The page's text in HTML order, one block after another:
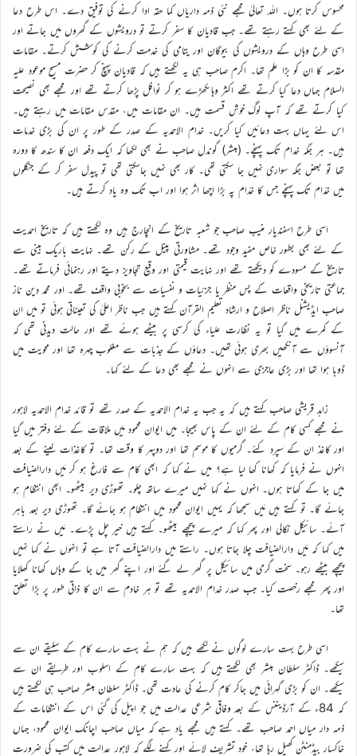
محسوس کرتا ہوں۔ اللہ تعالیٰ مجھے نئی ذمہ داریاں کما حقہ ادا کرنے کی توفیق دے۔ اس طرح دعا
کے لئے بھی کہتے رہتے تھے۔ جب قادیان کا سفر کرتے تو درویشوں کے گھروں میں جاتے اور
اسی طرح وہاں کے درویشوں کی بیوگان اور یتامی کی خدمت کرنے کی کوشش کرتے۔ مقامات
مقدّسہ کا ان کو بڑا علم تھا۔ اکرم صاحب ہی یہ لکھتے ہیں کہ قادیان پہنچ کر حضرت مسیح موعود علیہ
السلام جہاں دعا کیا کرتے تھے اکثر وہاںکھڑے ہو کر نوافل پڑھا کرتے تھے اور مجھے بھی نصیحت
کیا کرتے تھے کہ آپ لوگ خوش قسمت ہیں۔ ان مقامات میں، مقدس مقامات میں رہتے ہیں۔
اس لئے یہاں بہت دعائیں کیا کریں۔ خدام الاحمدیہ کے صدر کے طور پر ان کی بڑی خدمات
ہیں۔ ہر جگہ خدام تک پہنچے۔ (مبشر) گوندل صاحب نے بھی لکھا کہ ایک دفعہ ان کا سندھ کا دورہ
تھا تو بعض جگہ سواری نہیں جا سکتی تھی۔ کار بھی نہیں جاسکتی تھی تو پیدل سفر کر کے جنگلوں
میں خدّام تک پہنچے جس کا خدّام پہ بڑا اچھا اثر ہوا اور اب تک وہ یاد کرتے ہیں۔
اسی طرح اسفندیار منیب صاحب جو شعبہ تاریخ کے انچارج ہیں وہ لکھتے ہیں کہ تاریخ احمدیت
کے لئے بھی بطور خاص مفید وجود تھے۔ مشاورتی پینل کے رکن تھے۔ نہایت باریک بینی سے
تاریخ کے مسودے کو دیکھتے تھے اور نہایت قیمتی اور وقیع تجاویز دیتے اور رہنمائی فرماتے تھے۔
جماعتی تاریخی واقعات کے پس منظر یا جزئیات و نفسیات سے بخوبی واقف تھے۔ اور محمد دین ناز
صاحب ایڈیشنل ناظر اصلاح و ارشاد تعلیم القرآن کہتے ہیں جب ناظر اعلیٰ کی تعیناتی ہوئی تو میں ان
کے کمرے میں گیا تو یہ نظارت علیاء کی کرسی پر بیٹھے ہوئے تھے اور حالت دیدنی تھی کہ
آنسوؤں سے آنکھیں بھری ہوئی تھیں۔ دعاؤں کے جذبات سے مغلوب چہرہ تھا اور محویت میں
ڈوبا ہوا تھا اور بڑی عاجزی سے انہوں نے مجھے بھی دعا کے لئے کہا۔
زاہد قریشی صاحب کہتے ہیں کہ یہ جب یہ خدام الاحمدیہ کے صدر تھے تو قائد خدام الاحمدیہ لاہور
نے مجھے کسی کام کے لئے ان کے پاس بھیجا۔ میں ایوان محمود میں ملاقات کے لئے دفتر میں گیا
اور کاغذ ان کے سپرد کئے۔ گرمیوں کا موسم تھا اور دوپہر کا وقت تھا۔ تو کاغذات لینے کے بعد
انہوں نے فرمایا کہ کھانا کھا لیا ہے؟ میں نے کہا کہ ابھی کام سے فارغ ہو کر مَیں دارالضیافت
میں جا کے کھاتا ہوں۔ انہوں نے کہا نہیں میرے ساتھ چلو۔ تھوڑی دیر بیٹھو۔ ابھی انتظام ہو
جائے گا۔ تو کہتے ہیں مَیں سمجھا کہ یہیں ایوان محمود میں انتظام ہو جائے گا۔ تھوڑی دیر بعد باہر
آئے۔ سائیکل نکالی اور پھر کہا کہ میرے پیچھے بیٹھو۔ کہتے ہیں خیر چل پڑے۔ مَیں نے راستے
میں کہا کہ مَیں دارالضیافت چلا جاتا ہوں۔ راستے میں دارالضیافت آتا ہے تو انہوں نے کہا نہیں
پیچھے بیٹھے رہو۔ سخت گرمی میں سائیکل پر گھر لے گئے اور اپنے گھر میں جا کے وہاں کھانا کھلایا
اور پھر مجھے رخصت کیا۔ جب صدر خدام الاحمدیہ تھے تو ہر خادم سے ان کا ذاتی طور پر بڑا تعلق
تھا۔
اسی طرح بہت سارے لوگوں نے لکھے ہیں کہ ہم نے بہت سارے کام کے سلیقے ان سے
سیکھے۔ ڈاکٹر سلطان مبشر بھی لکھتے ہیں کہ بہت سارے کام کے اسلوب اور طریقے ان سے
سیکھے۔ ان کو بڑی گہرائی میں جاکر کام کرنے کی عادت تھی۔ ڈاکٹر سلطان مبشر صاحب ہی لکھتے ہیں
کہ 84ء کے آرڈیننس کے بعد وفاقی شرعی عدالت میں جو اپیل کی گئی اس کے انتظامات کے
ذمہ دار میاں احمد صاحب تھے۔ کہتے ہیں مجھے یاد ہے کہ میاں صاحب اچانک ایوان محمود، جہاں
خاکسار بیڈمنٹن کھیل رہا تھا، خود تشریف لائے اور کہنے لگے کہ لاہور عدالت میں کتب کی ضرورت